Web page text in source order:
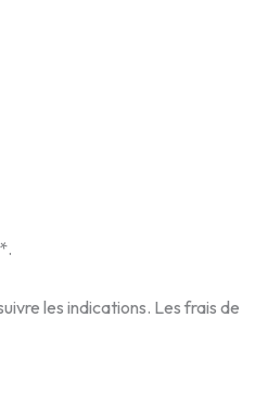
*.
les indications. Les frais de